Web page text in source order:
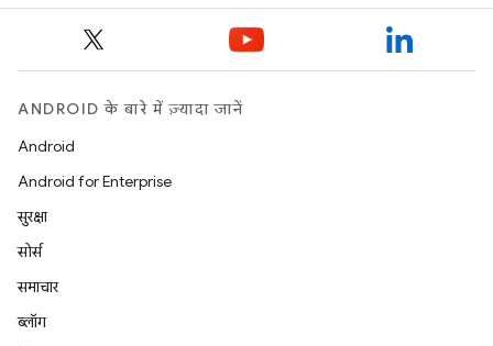
ANDROID के बारे में ज़्यादा जानें
Android
Android for Enterprise
सुरक्षा
सोर्स
समाचार
ब्लॉग